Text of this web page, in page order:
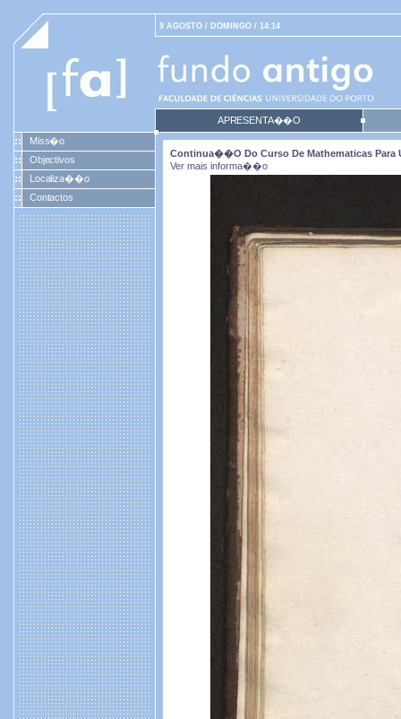
9 AGOSTO / DOMINGO / 14:14
APRESENTA��O
Miss�o
Objectivos
Localiza��o
Contactos
Continua��o Do Curso De Mathematicas Para
Ver mais informa��o